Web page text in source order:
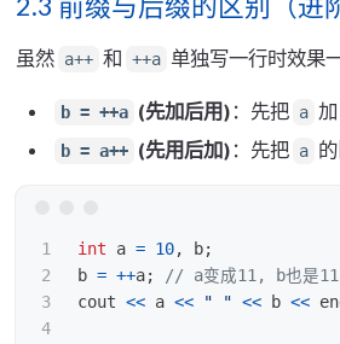
虽然 a++ 和 ++a 单独写一行时效果
b = ++a (先加后用) ：先把 a
b = a++ (先用后加) ：先把 a 的
1
2
3
4
int a = 10, b;
b = ++a;
// a变成11, b也是11
cout << a << " " << b <<